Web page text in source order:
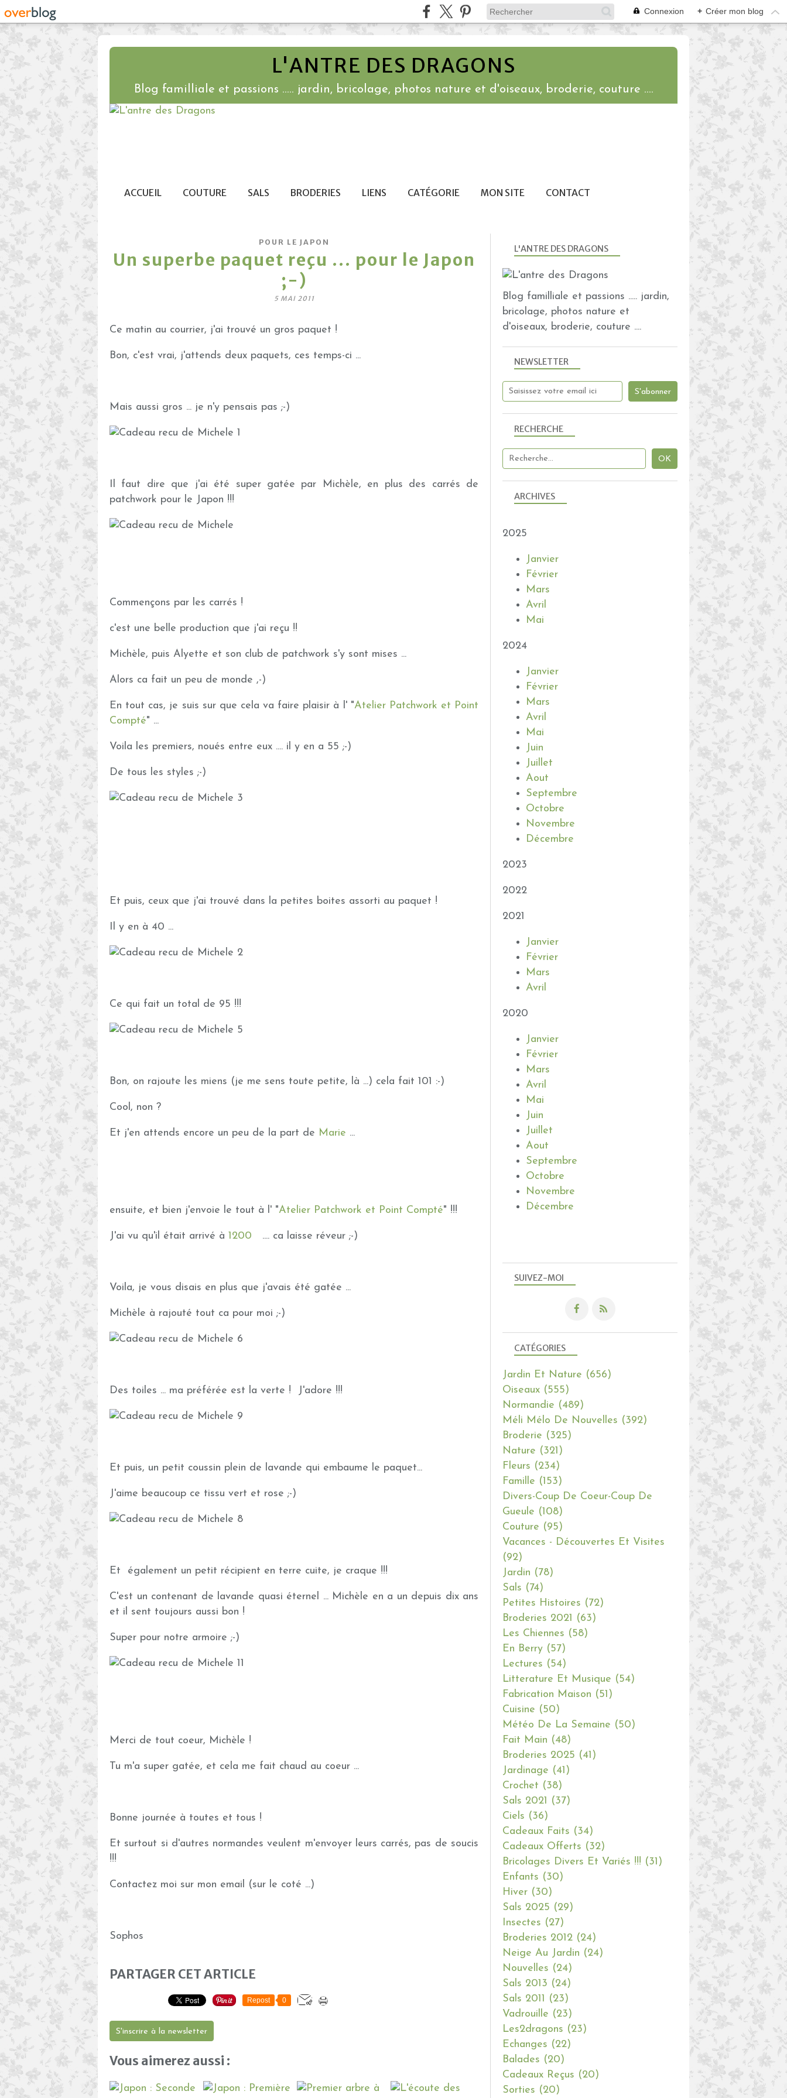
Connexion + Créer mon blog
L'ANTRE DES DRAGONS
Blog familliale et passions ..... jardin, bricolage, photos nature et d'oiseaux, broderie, couture ....
ACCUEIL COUTURE SALS BRODERIES LIENS CATÉGORIE MON SITE CONTACT
POUR LE JAPON
Un superbe paquet reçu ... pour le Japon
;-)
5 MAI 2011
Ce matin au courrier, j'ai trouvé un gros paquet !
Bon, c'est vrai, j'attends deux paquets, ces temps-ci ...
Mais aussi gros ... je n'y pensais pas ;-)
Il faut dire que j'ai été super gatée par Michèle, en plus des carrés de
patchwork pour le Japon !!!
Commençons par les carrés !
c'est une belle production que j'ai reçu !!
Michèle, puis Alyette et son club de patchwork s'y sont mises ...
Alors ca fait un peu de monde ,-)
En tout cas, je suis sur que cela va faire plaisir à l' "Atelier Patchwork et Point
Compté" ...
Voila les premiers, noués entre eux .... il y en a 55 ;-)
De tous les styles ;-)
Et puis, ceux que j'ai trouvé dans la petites boites assorti au paquet !
Il y en à 40 ...
Ce qui fait un total de 95 !!!
Bon, on rajoute les miens (je me sens toute petite, là ...) cela fait 101 :-)
Cool, non ?
Et j'en attends encore un peu de la part de Marie ...
ensuite, et bien j'envoie le tout à l' "Atelier Patchwork et Point Compté" !!!
J'ai vu qu'il était arrivé à 1200 .... ca laisse réveur ;-)
Voila, je vous disais en plus que j'avais été gatée ...
Michèle à rajouté tout ca pour moi ;-)
Des toiles ... ma préférée est la verte ! J'adore !!!
Et puis, un petit coussin plein de lavande qui embaume le paquet...
J'aime beaucoup ce tissu vert et rose ;-)
Et également un petit récipient en terre cuite, je craque !!!
C'est un contenant de lavande quasi éternel ... Michèle en a un depuis dix ans
et il sent toujours aussi bon !
Super pour notre armoire ;-)
Merci de tout coeur, Michèle !
Tu m'a super gatée, et cela me fait chaud au coeur ...
Bonne journée à toutes et tous !
Et surtout si d'autres normandes veulent m'envoyer leurs carrés, pas de soucis
!!!
Contactez moi sur mon email (sur le coté ...)
Sophos
PARTAGER CET ARTICLE
Repost 0
S'inscrire à la newsletter
Vous aimerez aussi :
NEWSLETTER
SUIVEZ-MOI
RECHERCHE
L'ANTRE DES DRAGONS
Blog familliale et passions ..... jardin,
bricolage, photos nature et
d'oiseaux, broderie, couture ....
CATÉGORIES
Jardin Et Nature (656)
Oiseaux (555)
Normandie (489)
Méli Mélo De Nouvelles (392)
Broderie (325)
Nature (321)
Fleurs (234)
Famille (153)
Divers-Coup De Coeur-Coup De
Gueule (108)
Couture (95)
Vacances - Découvertes Et Visites
(92)
Jardin (78)
Sals (74)
Petites Histoires (72)
Broderies 2021
(63)
Les Chiennes (58)
En Berry (57)
Lectures (54)
Litterature Et Musique (54)
Fabrication Maison (51)
Cuisine (50)
Météo De La Semaine (50)
Fait Main (48)
Broderies 2025 (41)
Jardinage (41)
Crochet (38)
Sals 2021
(37)
Ciels (36)
Cadeaux Faits (34)
Cadeaux Offerts (32)
Bricolages Divers Et Variés !!! (31)
Enfants (30)
Hiver (30)
Sals 2025 (29)
Insectes (27)
Broderies 2012 (24)
Neige Au Jardin (24)
Nouvelles (24)
Sals 2013 (24)
Sals 2011
(23)
Vadrouille (23)
Les2dragons (23)
Echanges (22)
Balades (20)
Cadeaux Reçus (20)
Sorties (20)
ARCHIVES
2025
Janvier
Février
Mars
Avril
Mai
2024
Janvier
Février
Mars
Avril
Mai
Juin
Juillet
Aout
Septembre
Octobre
Novembre
Décembre
2023
2022
2021
Janvier
Février
Mars
Avril
2020
Janvier
Février
Mars
Avril
Mai
Juin
Juillet
Aout
Septembre
Octobre
Novembre
Décembre